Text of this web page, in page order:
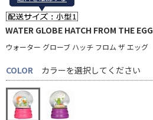
WATER GLOBE HATCH FROM THE EGG
ウォーター グローブ ハッチ フロム ザ エッグ
COLOR
カラーを選択してください